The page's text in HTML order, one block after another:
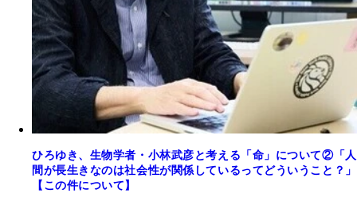
ひろゆき、生物学者・小林武彦と考える「命」について②「人
間が長生きなのは社会性が関係しているってどういうこと？」
【この件について】